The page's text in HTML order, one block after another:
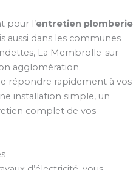
pour l’entretien plomberie
aussi dans les communes
La Membrolle-sur-
agglomération.
répondre rapidement à vos
installation simple, un
complet de vos